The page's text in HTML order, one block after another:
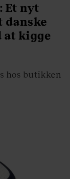
Et nyt
danske
at kigge
hos butikken